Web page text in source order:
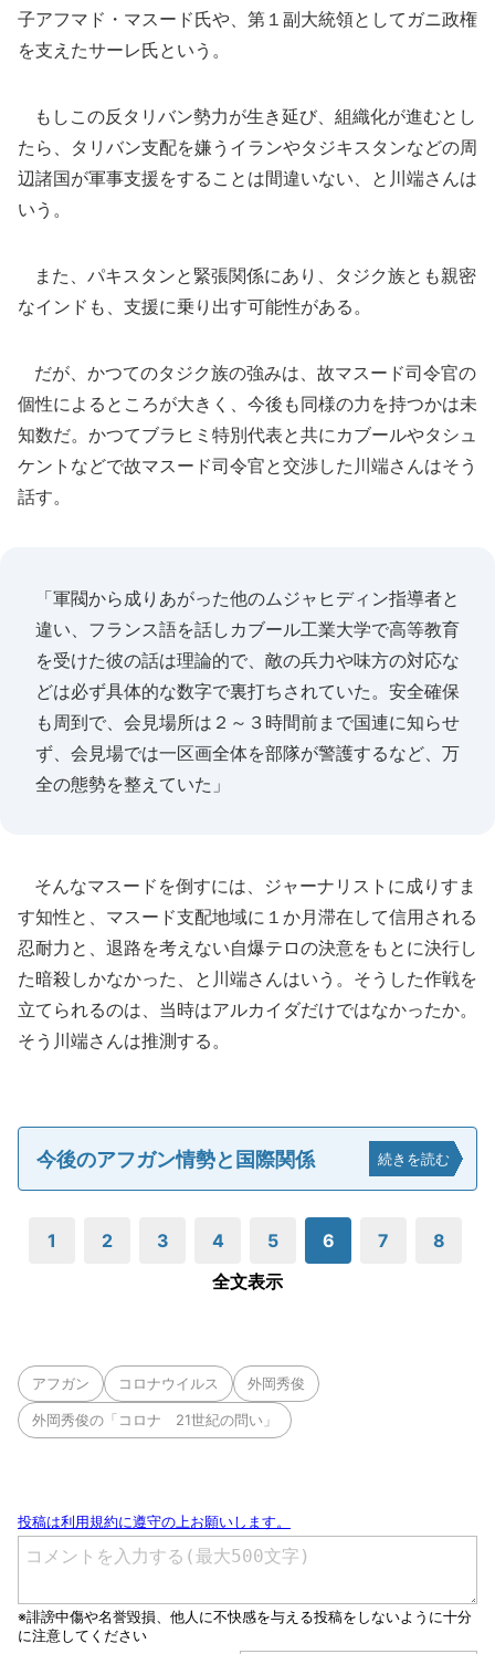
子アフマド・マスード氏や、第１副大統領としてガニ政権
を支えたサーレ氏という。
もしこの反タリバン勢力が生き延び、組織化が進むとし
たら、タリバン支配を嫌うイランやタジキスタンなどの周
辺諸国が軍事支援をすることは間違いない、と川端さんは
いう。
また、パキスタンと緊張関係にあり、タジク族とも親密
なインドも、支援に乗り出す可能性がある。
だが、かつてのタジク族の強みは、故マスード司令官の
個性によるところが大きく、今後も同様の力を持つかは未
知数だ。かつてブラヒミ特別代表と共にカブールやタシュ
ケントなどで故マスード司令官と交渉した川端さんはそう
話す。
「軍閥から成りあがった他のムジャヒディン指導者と
違い、フランス語を話しカブール工業大学で高等教育
を受けた彼の話は理論的で、敵の兵力や味方の対応な
どは必ず具体的な数字で裏打ちされていた。安全確保
も周到で、会見場所は２～３時間前まで国連に知らせ
ず、会見場では一区画全体を部隊が警護するなど、万
全の態勢を整えていた」
そんなマスードを倒すには、ジャーナリストに成りすま
す知性と、マスード支配地域に１か月滞在して信用される
忍耐力と、退路を考えない自爆テロの決意をもとに決行し
た暗殺しかなかった、と川端さんはいう。そうした作戦を
立てられるのは、当時はアルカイダだけではなかったか。
そう川端さんは推測する。
今後のアフガン情勢と国際関係 続きを読む
1 2 3 4 5 6 7
8
全文表示
アフガン コロナウイルス 外岡秀俊
外岡秀俊の「コロナ 21世紀の問い」